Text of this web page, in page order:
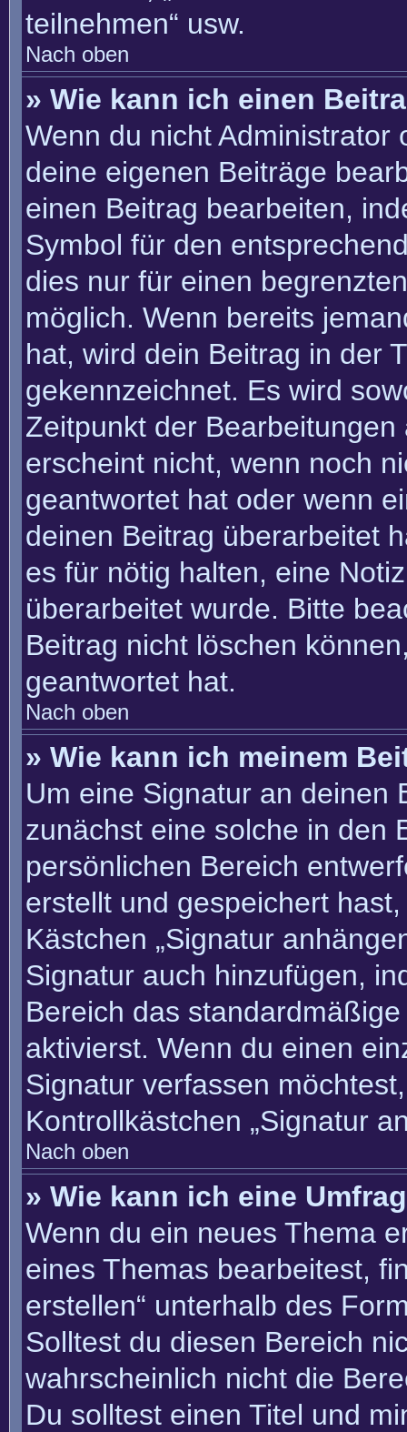
teilnehmen“ usw.
Nach oben
» Wie kann ich einen
Wenn du nicht
deine eigenen Beiträge
einen Beitrag bearbeiten,
Symbol für den
dies nur für einen
möglich. Wenn bereits
hat, wird dein Beitrag in der
gekennzeichnet. Es wird
Zeitpunkt der
erscheint nicht, wenn noch
geantwortet hat oder wenn
deinen Beitrag überarbeitet
es für nötig halten, eine
überarbeitet wurde. Bitte
Beitrag nicht löschen
geantwortet hat.
Nach oben
» Wie kann ich meinem
Um eine Signatur an deinen
zunächst eine solche in den
persönlichen Bereich
erstellt und gespeichert
Kästchen „Signatur
Signatur auch hinzufügen,
Bereich das
aktivierst. Wenn du einen
Signatur verfassen
Kontrollkästchen „Signatur
Nach oben
» Wie kann ich eine
Wenn du ein neues Thema
eines Themas bearbeitest,
erstellen“ unterhalb des
Solltest du diesen Bereich
wahrscheinlich nicht die
Du solltest einen Titel und